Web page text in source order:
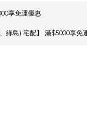
享免運優惠
綠島) 宅配】 滿$5000享免